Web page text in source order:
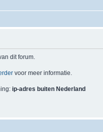
dit forum.
voor meer informatie.
ip-adres buiten Nederland